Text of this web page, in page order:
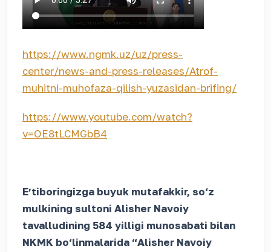
https://www.ngmk.uz/uz/press-
center/news-and-press-releases/Atrof-
muhitni-muhofaza-qilish-yuzasidan-brifing/
https://www.youtube.com/watch?
v=OE8tLCMGbB4
Eʼtiboringizga buyuk mutafakkir, so‘z
mulkining sultoni Alisher Navoiy
tavalludining 584 yilligi munosabati bilan
NKMK bo‘linmalarida “Alisher Navoiy